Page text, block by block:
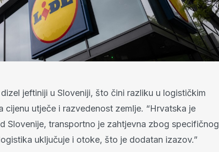
jeftiniji u Sloveniji, što čini razliku u logističkim
cijenu utječe i razvedenost zemlje. “Hrvatska je
Slovenije, transportno je zahtjevna zbog specifičnog
uključuje i otoke, što je dodatan izazov.”